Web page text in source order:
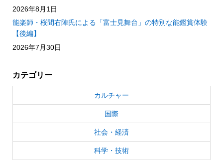
2026年8月1日
能楽師・桜間右陣氏による「富士見舞台」の特別な能鑑賞体験
【後編】
2026年7月30日
カテゴリー
カルチャー
国際
社会・経済
科学・技術